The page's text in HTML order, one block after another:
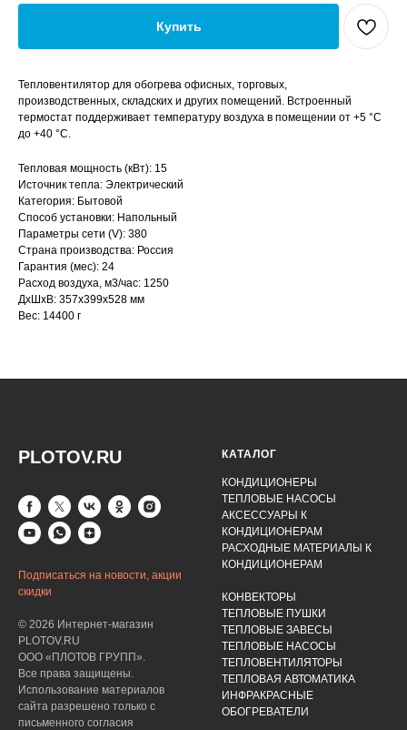
Купить
Тепловентилятор для обогрева офисных, торговых,
производственных, складских и других помещений. Встроенный
термостат поддерживает температуру воздуха в помещении от +5 °С
до +40 °С.
Тепловая мощность (кВт): 15
Источник тепла: Электрический
Категория: Бытовой
Способ установки: Напольный
Параметры сети (V): 380
Страна производства: Россия
Гарантия (мес): 24
Расход воздуха, м3/час: 1250
ДxШxВ: 357x399x528 мм
Вес: 14400 г
PLOTOV.RU
Подписаться на новости, акции
скидки
© 2026 Интернет-магазин
PLOTOV.RU
ООО «ПЛОТОВ ГРУПП».
Все права защищены.
Использование материалов
сайта разрешено только с
письменного согласия
КАТАЛОГ
КОНДИЦИОНЕРЫ
ТЕПЛОВЫЕ НАСОСЫ
АКСЕССУАРЫ К
КОНДИЦИОНЕРАМ
РАСХОДНЫЕ МАТЕРИАЛЫ К
КОНДИЦИОНЕРАМ
КОНВЕКТОРЫ
ТЕПЛОВЫЕ ПУШКИ
ТЕПЛОВЫЕ ЗАВЕСЫ
ТЕПЛОВЫЕ НАСОСЫ
ТЕПЛОВЕНТИЛЯТОРЫ
ТЕПЛОВАЯ АВТОМАТИКА
ИНФРАКРАСНЫЕ
ОБОГРЕВАТЕЛИ